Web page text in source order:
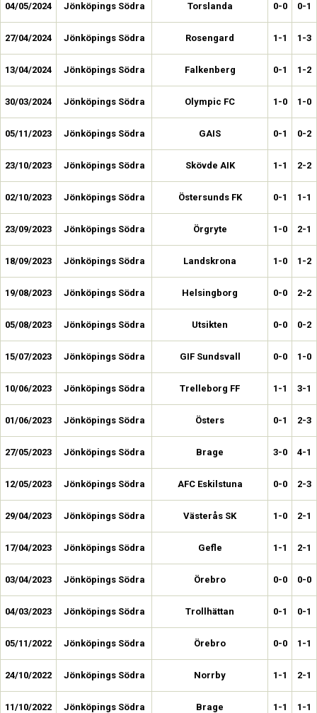
04/05/2024 Jönköpings Södra Torslanda 0-0 0-1
27/04/2024 Jönköpings Södra Rosengard 1-1 1-3
13/04/2024 Jönköpings Södra Falkenberg 0-1 1-2
30/03/2024 Jönköpings Södra Olympic FC 1-0 1-0
05/11/2023 Jönköpings Södra GAIS 0-1 0-2
23/10/2023 Jönköpings Södra Skövde AIK 1-1 2-2
02/10/2023 Jönköpings Södra Östersunds FK 0-1 1-1
23/09/2023 Jönköpings Södra Örgryte 1-0 2-1
18/09/2023 Jönköpings Södra Landskrona 1-0 1-2
19/08/2023 Jönköpings Södra Helsingborg 0-0 2-2
05/08/2023 Jönköpings Södra Utsikten 0-0 0-2
15/07/2023 Jönköpings Södra GIF Sundsvall 0-0 1-0
10/06/2023 Jönköpings Södra Trelleborg FF 1-1 3-1
01/06/2023 Jönköpings Södra Östers 0-1 2-3
27/05/2023 Jönköpings Södra Brage 3-0 4-1
12/05/2023 Jönköpings Södra AFC Eskilstuna 0-0 2-3
29/04/2023 Jönköpings Södra Västerås SK 1-0 2-1
17/04/2023 Jönköpings Södra Gefle 1-1 2-1
03/04/2023 Jönköpings Södra Örebro 0-0 0-0
04/03/2023 Jönköpings Södra Trollhättan 0-1 0-1
05/11/2022 Jönköpings Södra Örebro 0-0 1-1
24/10/2022 Jönköpings Södra Norrby 1-1 2-1
11/10/2022 Jönköpings Södra Brage 1-1 1-1